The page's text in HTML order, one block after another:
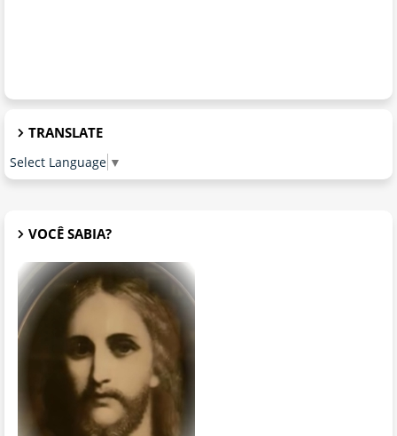
TRANSLATE
Select Language ▼
VOCÊ SABIA?